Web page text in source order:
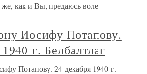
как и Вы, предаюсь воле
Иосифу Потапову.
г. Белбалтлаг
Потапову. 24 декабря 1940 г.